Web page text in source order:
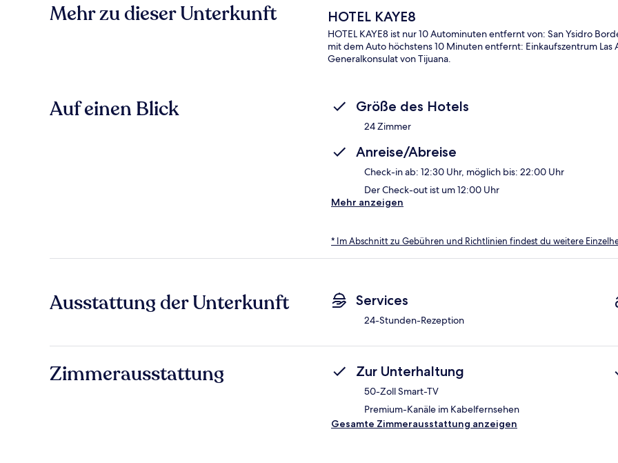
Mehr zu dieser Unterkunft HOTEL KAYE8
HOTEL KAYE8 ist nur 10 Autominuten entfernt von: San Ysidro
mit dem Auto höchstens 10 Minuten entfernt: Einkaufszentrum
Generalkonsulat von Tijuana.
Auf einen Blick Größe des Hotels
24 Zimmer
Anreise/Abreise
Check-in ab: 12:30 Uhr, möglich bis: 22:00 Uhr
Der Check-out ist um 12:00 Uhr
Mehr anzeigen
* Im Abschnitt zu Gebühren und Richtlinien findest du weitere
Ausstattung der Unterkunft Services
24-Stunden-Rezeption
Zimmerausstattung Zur Unterhaltung
50-Zoll Smart-TV
Premium-Kanäle im Kabelfernsehen
Gesamte Zimmerausstattung anzeigen